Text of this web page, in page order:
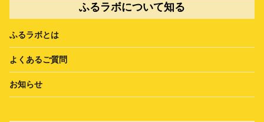
ふるラボについて知る
ふるラボとは
よくあるご質問
お知らせ